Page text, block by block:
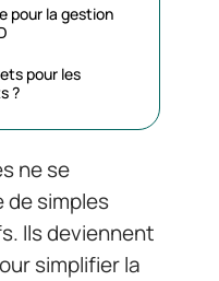
pour la gestion
pour les
?
ne se
simples
Ils deviennent
simplifier la